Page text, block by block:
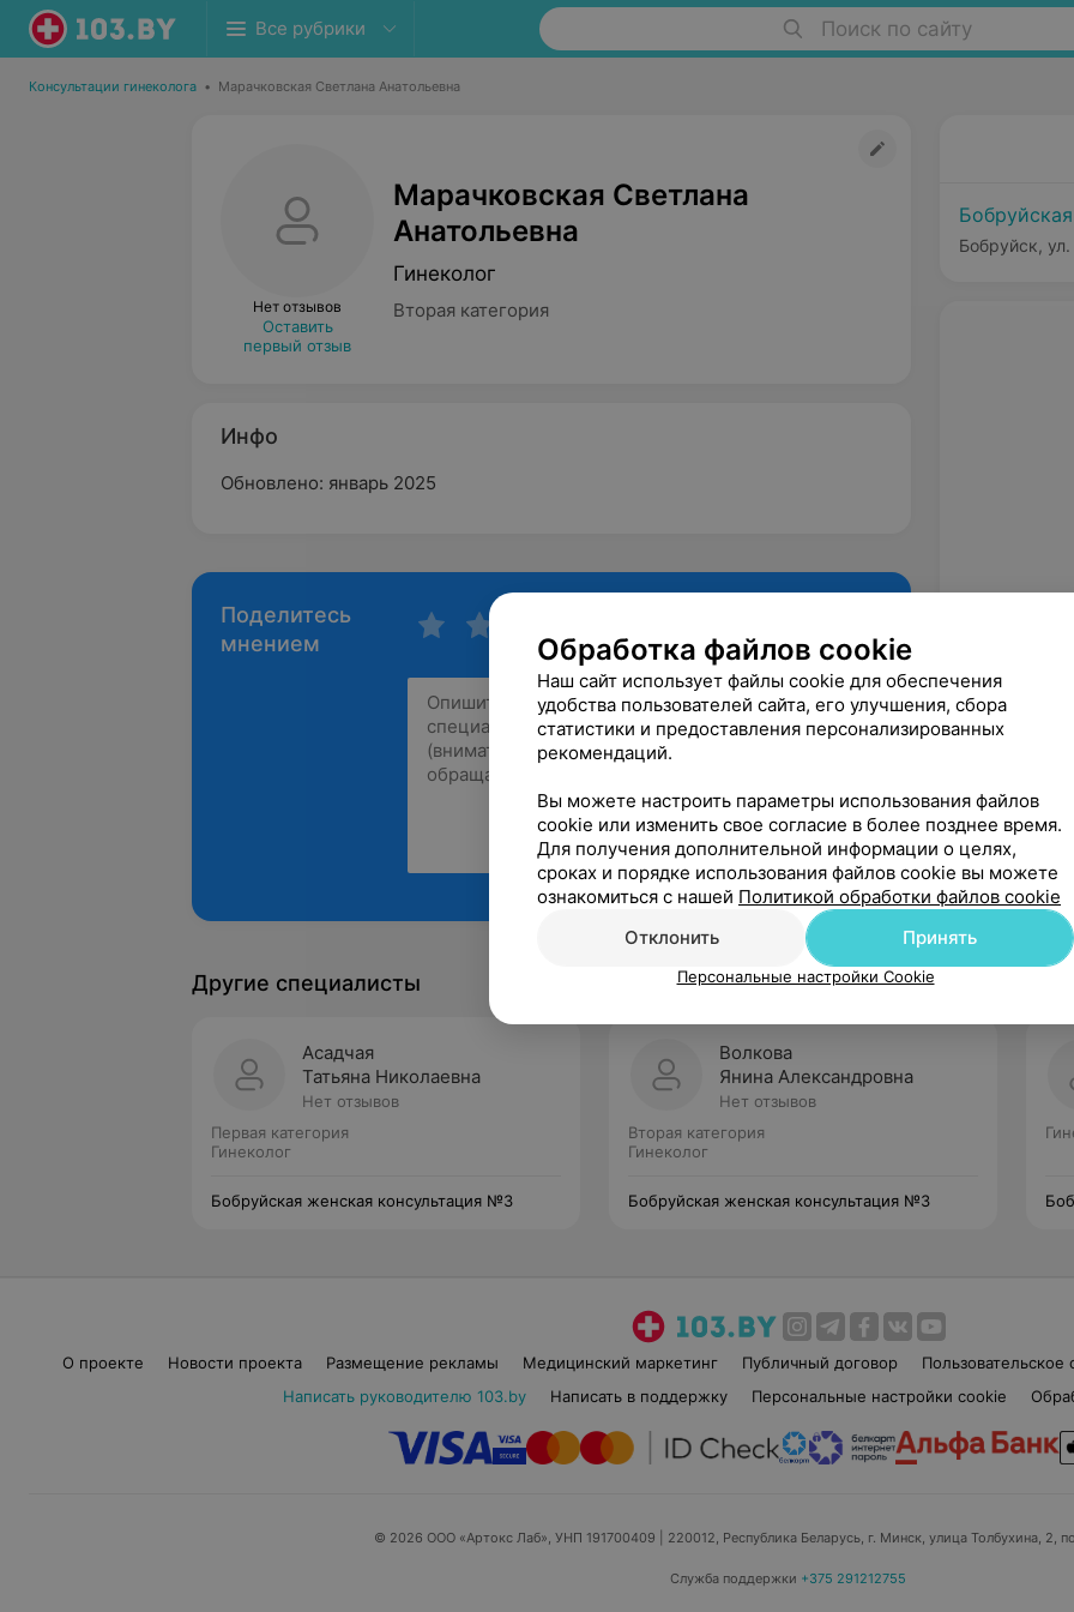
Все рубрики Поиск по сайту
Консультации гинеколога • Марачковская Светлана Анатольевна
Нет отзывов
Оставить
первый отзыв
Марачковская Светлана
Анатольевна
Гинеколог
Вторая категория
Инфо
Обновлено: январь 2025
Поделитесь
мнением
Рекомендую
Бобруйск,
Другие специалисты
Асадчая
Татьяна Николаевна
Нет отзывов
Первая категория
Гинеколог
Бобруйская женская консультация №3
Волкова
Янина Александровна
Нет отзывов
Вторая категория
Гинеколог
Бобруйская женская консультация №3
О проекте Новости проекта Размещение рекламы Медицинский маркетинг Публичный договор Пользовательское
Написать руководителю 103.by
Написать в поддержку Персональные настройки cookie
© 2026 ООО «Артокс Лаб», УНП 191700409 | 220012, Республика Беларусь, г. Минск, улица Толбухина, 2,
Служба поддержки +375 291212755
Обработка файлов cookie
Наш сайт использует файлы cookie для обеспечения
удобства пользователей сайта, его улучшения, сбора
статистики и предоставления персонализированных
рекомендаций.
Вы можете настроить параметры использования файлов
cookie или изменить свое согласие в более позднее время.
Для получения дополнительной информации о целях,
сроках и порядке использования файлов cookie вы можете
ознакомиться с нашей Политикой обработки файлов cookie
Отклонить
Принять
Персональные настройки Cookie